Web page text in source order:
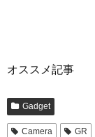
オススメ記事
Gadget
Camera GR